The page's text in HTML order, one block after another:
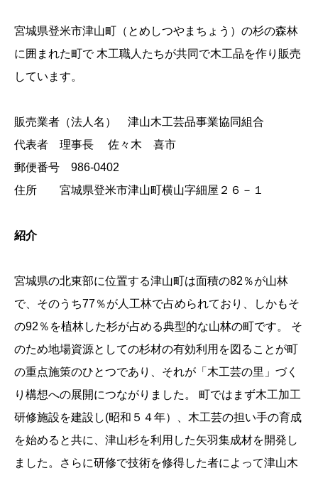
宮城県登米市津山町（とめしつやまちょう）の杉の森林
に囲まれた町で 木工職人たちが共同で木工品を作り販売
しています。
販売業者（法人名） 津山木工芸品事業協同組合
代表者 理事長 佐々木 喜市
郵便番号 986-0402
住所 宮城県登米市津山町横山字細屋２６－１
紹介
宮城県の北東部に位置する津山町は面積の82％が山林
で、そのうち77％が人工林で占められており、しかもそ
の92％を植林した杉が占める典型的な山林の町です。 そ
のため地場資源としての杉材の有効利用を図ることが町
の重点施策のひとつであり、それが「木工芸の里」づく
り構想への展開につながりました。 町ではまず木工加工
研修施設を建設し(昭和５４年）、木工芸の担い手の育成
を始めると共に、津山杉を利用した矢羽集成材を開発し
ました。さらに研修で技術を修得した者によって津山木